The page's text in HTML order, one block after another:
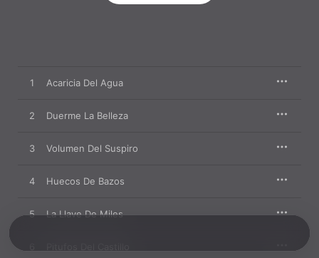
1 Acaricia Del Agua
2 Duerme La Belleza
3 Volumen Del Suspiro
4 Huecos De Bazos
5 La Llave De Miles